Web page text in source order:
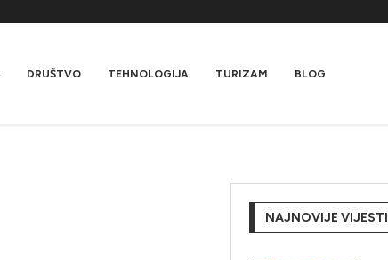
DRUŠTVO TEHNOLOGIJA TURIZAM BLOG
NAJNOVIJE VIJESTI